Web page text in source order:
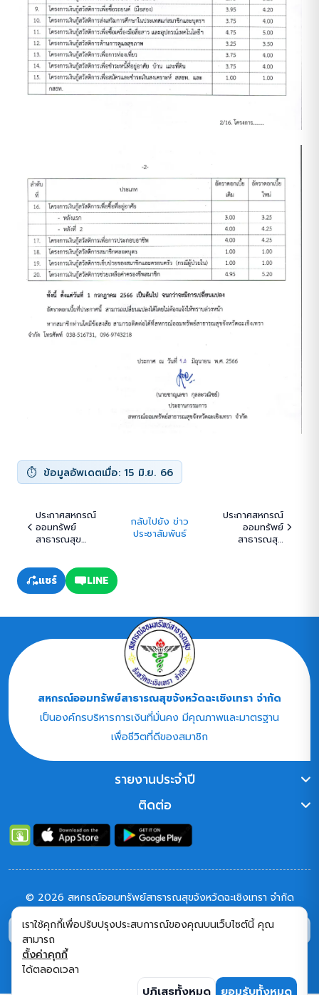
ข้อมูลอัพเดตเมื่อ: 15 มิ.ย. 66
ประกาศสหกรณ์
ออมทรัพย์
สาธารณสุข
เรื่อง ปรับอัตรา
ดอกเบี้ยเงินฝาก
กลับไปยัง ข่าว
ประชาสัมพันธ์
ประกาศสหกรณ์
ออมทรัพย์
สาธารณสุข
สหกรณ์ออม
แชร์ LINE
สหกรณ์ออมทรัพย์สาธารณสุขจังหวัดฉะเชิงเทรา จำกัด
เป็นองค์กรบริหารการเงินที่มั่นคง มีคุณภาพและมาตรฐาน
เพื่อชีวิตที่ดีของสมาชิก
รายงานประจำปี
ติดต่อ
© 2026 สหกรณ์ออมทรัพย์สาธารณสุขจังหวัดฉะเชิงเทรา จำกัด
คนเข้าชม 9,255 ใช้งาน 34,140หน้า
ติดตาม :
เราใช้คุกกี้เพื่อปรับปรุงประสบการณ์ของคุณบนเว็บไซต์นี้ คุณ
สามารถ
ตั้งค่าคุกกี้
ได้ตลอดเวลา
ปฏิเสธทั้งหมด ยอมรับทั้งหมด